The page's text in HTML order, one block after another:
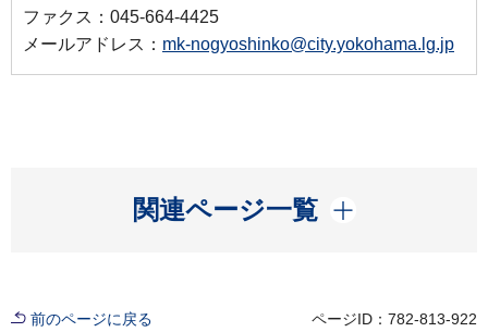
ファクス：045-664-4425
メールアドレス： mk-nogyoshinko@city.yokohama.lg.jp
関連ページ一覧
開く
前のページに戻る ページID：782-813-922